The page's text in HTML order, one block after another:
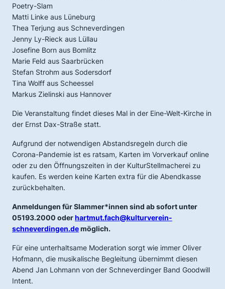
Poetry-Slam
Matti Linke aus Lüneburg
Thea Terjung aus Schneverdingen
Jenny Ly-Rieck aus Lüllau
Josefine Born aus Bomlitz
Marie Feld aus Saarbrücken
Stefan Strohm aus Sodersdorf
Tina Wolff aus Scheessel
Markus Zielinski aus Hannover
Die Veranstaltung findet dieses Mal in der Eine-Welt-Kirche in
der Ernst Dax-Straße statt.
Aufgrund der notwendigen Abstandsregeln durch die
Corona-Pandemie ist es ratsam, Karten im Vorverkauf online
oder zu den Öffnungszeiten in der KulturStellmacherei zu
kaufen. Es werden keine Karten extra für die Abendkasse
zurückbehalten.
Anmeldungen für Slammer*innen sind ab sofort unter
05193.2000 oderhartmut.fach@kulturverein-
schneverdingen.demöglich.
Für eine unterhaltsame Moderation sorgt wie immer Oliver
Hofmann, die musikalische Begleitung übernimmt diesen
Abend Jan Lohmann von der Schneverdinger Band Goodwill
Intent.